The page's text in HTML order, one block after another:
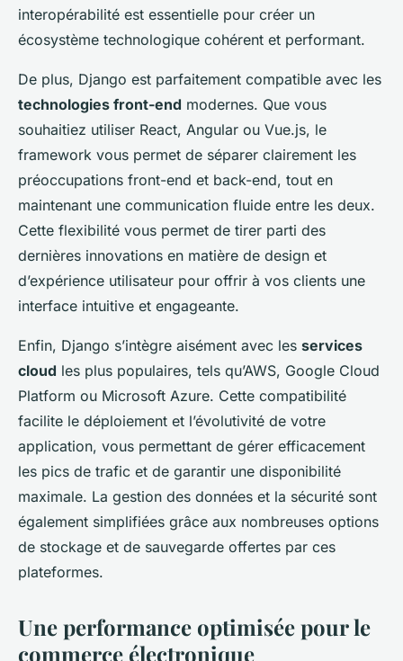
interopérabilité est essentielle pour créer un
écosystème technologique cohérent et performant.
De plus, Django est parfaitement compatible avec les
technologies front-end modernes. Que vous
souhaitiez utiliser React, Angular ou Vue.js, le
framework vous permet de séparer clairement les
préoccupations front-end et back-end, tout en
maintenant une communication fluide entre les deux.
Cette flexibilité vous permet de tirer parti des
dernières innovations en matière de design et
d’expérience utilisateur pour offrir à vos clients une
interface intuitive et engageante.
Enfin, Django s’intègre aisément avec les services
cloud les plus populaires, tels qu’AWS, Google Cloud
Platform ou Microsoft Azure. Cette compatibilité
facilite le déploiement et l’évolutivité de votre
application, vous permettant de gérer efficacement
les pics de trafic et de garantir une disponibilité
maximale. La gestion des données et la sécurité sont
également simplifiées grâce aux nombreuses options
de stockage et de sauvegarde offertes par ces
plateformes.
Une performance optimisée pour le
commerce électronique